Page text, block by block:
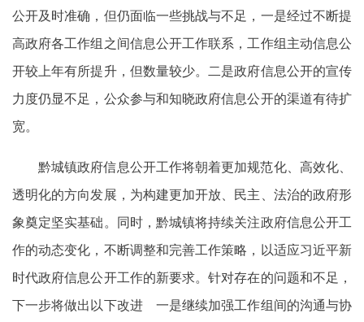
公开及时准确，但仍面临一些挑战与不足，一是经过不断提
高政府各工作组之间信息公开工作联系，工作组主动信息公
开较上年有所提升，但数量较少。二是政府信息公开的宣传
力度仍显不足，公众参与和知晓政府信息公开的渠道有待扩
宽。
黔城镇政府信息公开工作将朝着更加规范化、高效化、
透明化的方向发展，为构建更加开放、民主、法治的政府形
象奠定坚实基础。同时，黔城镇将持续关注政府信息公开工
作的动态变化，不断调整和完善工作策略，以适应习近平新
时代政府信息公开工作的新要求。针对存在的问题和不足，
下一步将做出以下改进 一是继续加强工作组间的沟通与协